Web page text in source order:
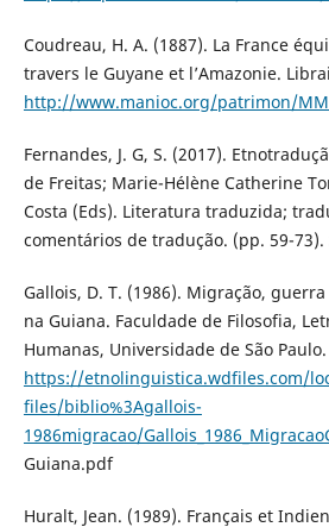
Coudreau, H. A. (1887). La France
travers le Guyane et l’Amazonie.
http://www.manioc.org/patrimon/
Fernandes, J. G, S. (2017).
de Freitas; Marie-Hélène Catherine
Costa (Eds). Literatura traduzida;
comentários de tradução. (pp. 59-73).
Gallois, D. T. (1986). Migração,
na Guiana. Faculdade de Filosofia,
Humanas, Universidade de São Paulo.
https://etnolinguistica.wdfiles.com/
files/biblio%3Agallois-
1986migracao/
Guiana.pdf
Huralt, Jean. (1989). Français et